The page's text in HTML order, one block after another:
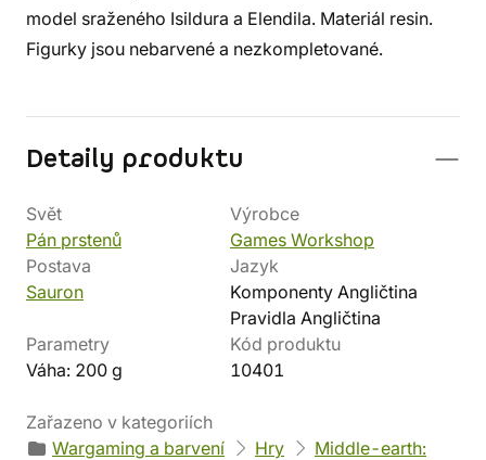
model sraženého Isildura a Elendila. Materiál resin.
Figurky jsou nebarvené a nezkompletované.
Detaily produktu
Svět
Pán prstenů
Výrobce
Games Workshop
Postava
Sauron
Jazyk
Komponenty Angličtina
Pravidla Angličtina
Parametry
Váha: 200 g
Kód produktu
10401
Zařazeno v kategoriích
Wargaming a barvení
Hry
Middle-earth: